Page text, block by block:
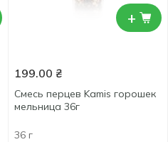
+
199.00 ₴
Смесь перцев Kamis горошек
мельница 36г
36 г